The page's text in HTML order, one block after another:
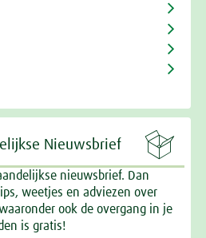

Nieuwsbrief
nieuwsbrief. Dan
weetjes en adviezen over
ook de overgang in je
is gratis!